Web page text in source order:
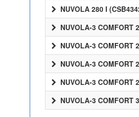
NUVOLA 280 I
NUVOLA-3 COMFORT
NUVOLA-3 COMFORT
NUVOLA-3 COMFORT
NUVOLA-3 COMFORT
NUVOLA-3 COMFORT